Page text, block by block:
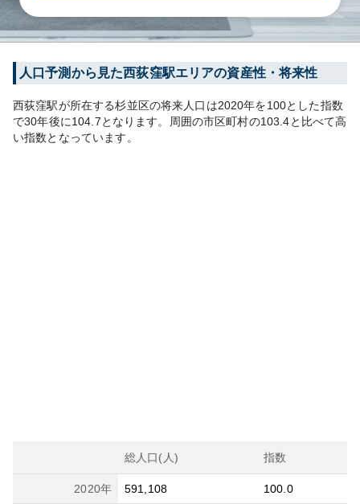
人口予測から見た西荻窪駅エリアの資産性・将来性
西荻窪駅が所在する杉並区の将来人口は2020年を100とした指数
で30年後に104.7となります。 周囲の市区町村の103.4と比べて高
い指数となっています。
総人口(人) 指数
2020年 591,108 100.0